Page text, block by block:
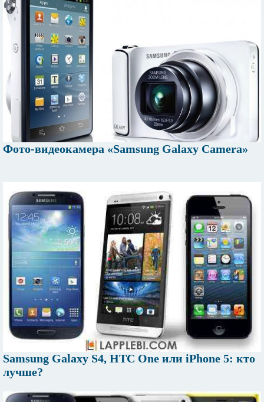
Фото-видеокамера «Samsung Galaxy Camera»
Samsung Galaxy S4, HTC One или iPhone 5: кто
лучше?